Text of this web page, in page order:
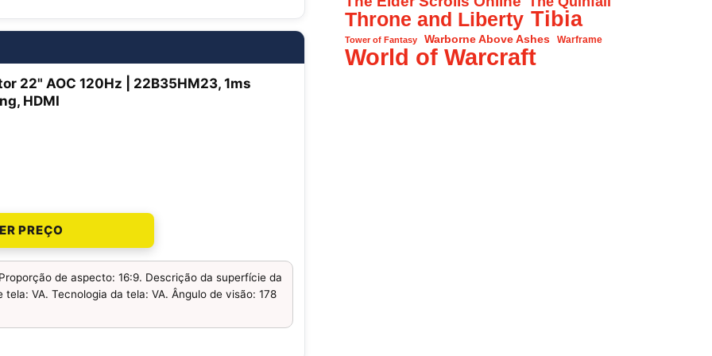
22" AOC 120Hz | 22B35HM23, 1ms
HDMI
PREÇO
de aspecto: 16:9. Descrição da superfície da
VA. Tecnologia da tela: VA. Ângulo de visão: 178
Throne and Liberty Tibia
Tower of Fantasy Warborne Above Ashes Warframe
World of Warcraft